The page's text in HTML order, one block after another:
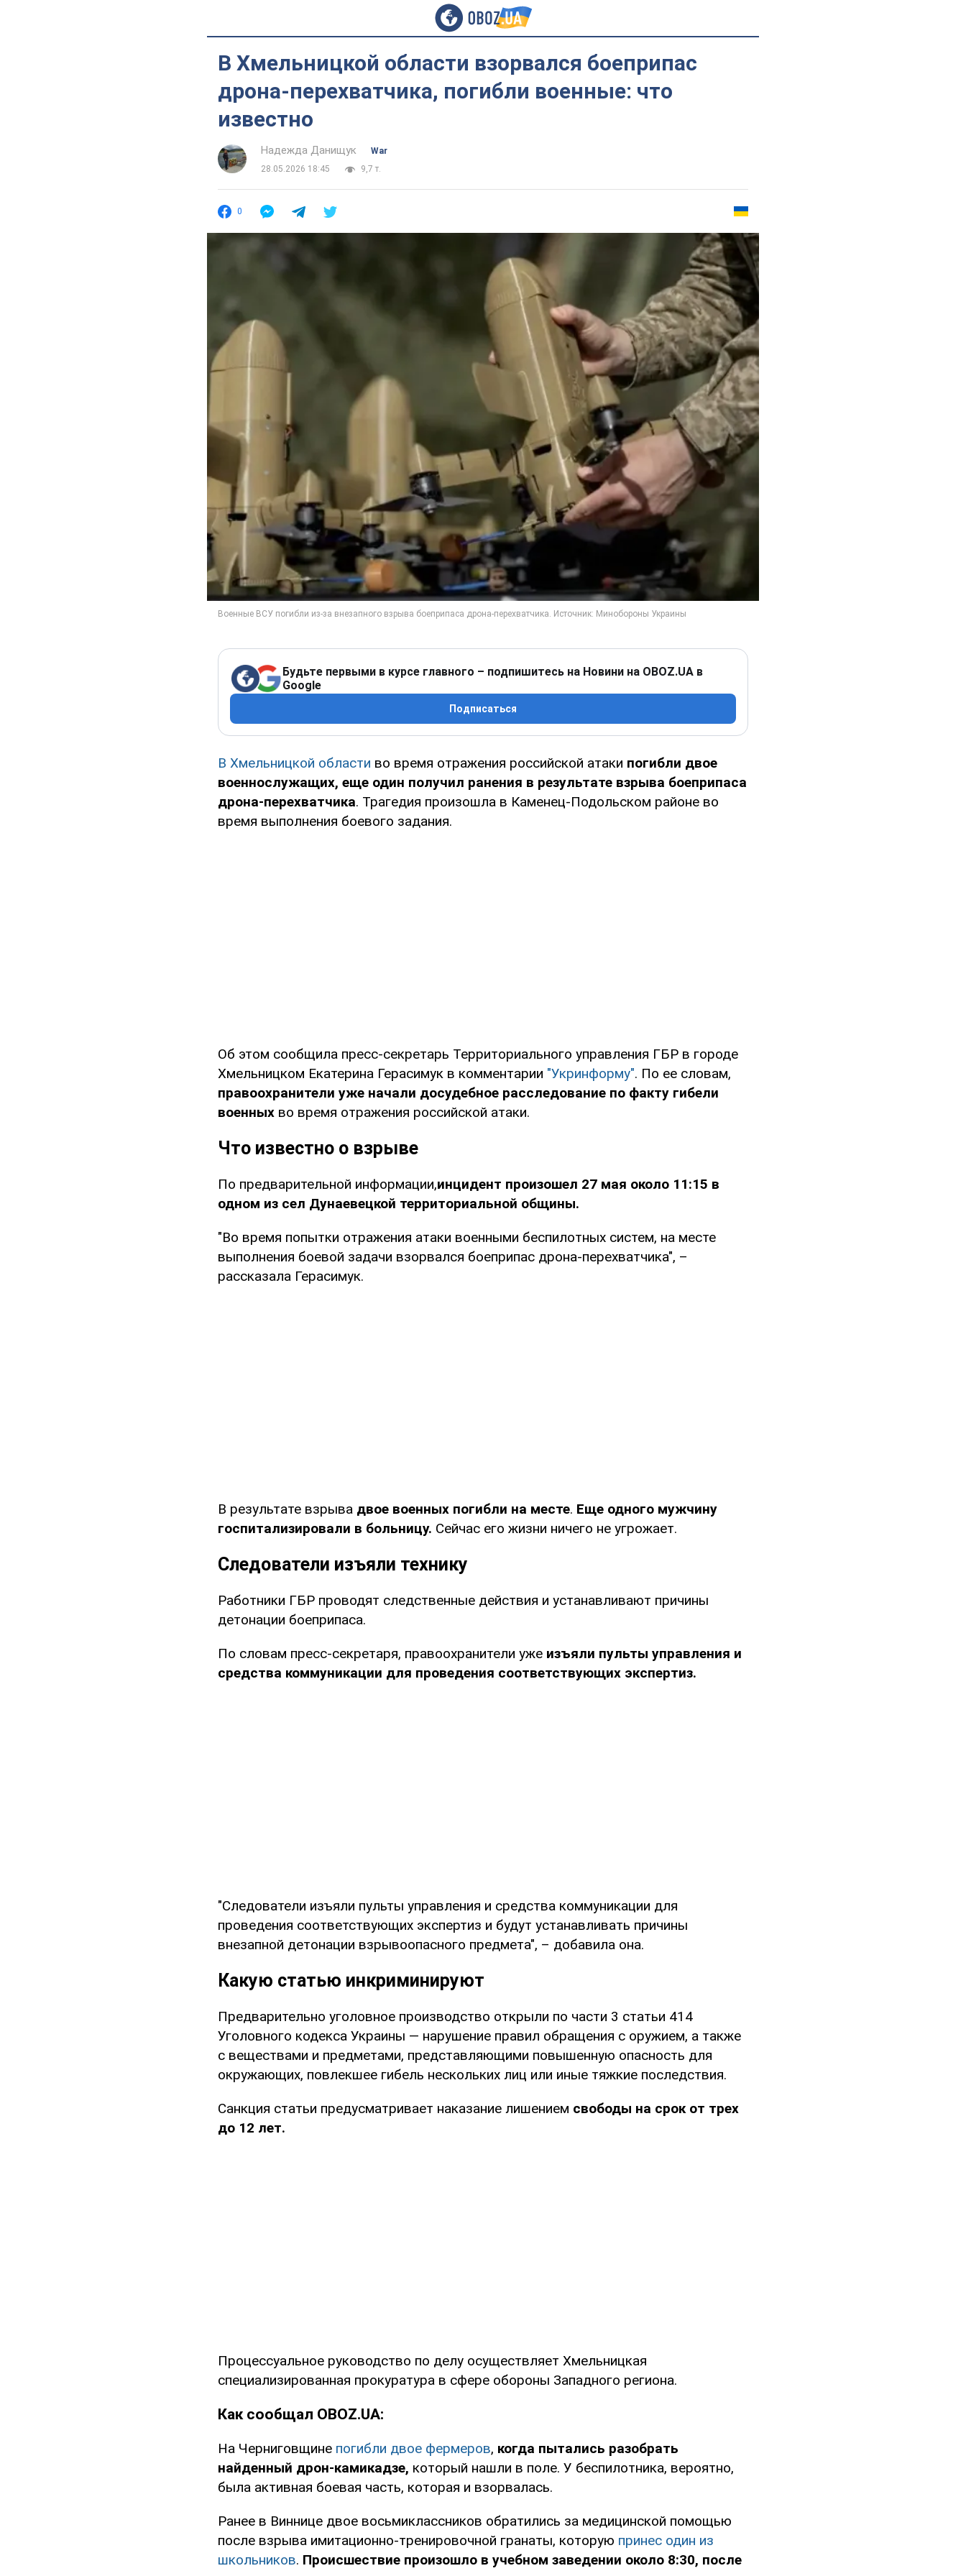
В Хмельницкой области взорвался боеприпас
дрона-перехватчика, погибли военные: что
известно
Надежда Данищук
War
28.05.2026 18:45
9,7 т.
0
Будьте первыми в курсе главного – подпишитесь на Новини на OBOZ.UA в
Google
Подписаться
В Хмельницкой области во время отражения российской атаки погибли двое
военнослужащих, еще один получил ранения в результате взрыва боеприпаса
дрона-перехватчика. Трагедия произошла в Каменец-Подольском районе во
время выполнения боевого задания.
Об этом сообщила пресс-секретарь Территориального управления ГБР в городе
Хмельницком Екатерина Герасимук в комментарии "Укринформу". По ее словам,
правоохранители уже начали досудебное расследование по факту гибели
военных во время отражения российской атаки.
Что известно о взрыве
По предварительной информации,инцидент произошел 27 мая около 11:15 в
одном из сел Дунаевецкой территориальной общины.
"Во время попытки отражения атаки военными беспилотных систем, на месте
выполнения боевой задачи взорвался боеприпас дрона-перехватчика", –
рассказала Герасимук.
В результате взрыва двое военных погибли на месте. Еще одного мужчину
госпитализировали в больницу. Сейчас его жизни ничего не угрожает.
Следователи изъяли технику
Работники ГБР проводят следственные действия и устанавливают причины
детонации боеприпаса.
По словам пресс-секретаря, правоохранители уже изъяли пульты управления и
средства коммуникации для проведения соответствующих экспертиз.
"Следователи изъяли пульты управления и средства коммуникации для
проведения соответствующих экспертиз и будут устанавливать причины
внезапной детонации взрывоопасного предмета", – добавила она.
Какую статью инкриминируют
Предварительно уголовное производство открыли по части 3 статьи 414
Уголовного кодекса Украины — нарушение правил обращения с оружием, а также
с веществами и предметами, представляющими повышенную опасность для
окружающих, повлекшее гибель нескольких лиц или иные тяжкие последствия.
Санкция статьи предусматривает наказание лишением свободы на срок от трех
до 12 лет.
Процессуальное руководство по делу осуществляет Хмельницкая
специализированная прокуратура в сфере обороны Западного региона.
Как сообщал OBOZ.UA:
На Черниговщине погибли двое фермеров, когда пытались разобрать
найденный дрон-камикадзе, который нашли в поле. У беспилотника, вероятно,
была активная боевая часть, которая и взорвалась.
Ранее в Виннице двое восьмиклассников обратились за медицинской помощью
после взрыва имитационно-тренировочной гранаты, которую принес один из
школьников. Происшествие произошло в учебном заведении около 8:30, после